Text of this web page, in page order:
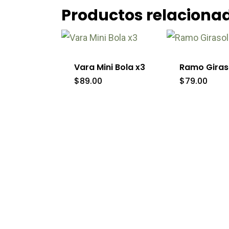
Productos
Este
producto
múltiples
Vara Mini Bola x3
$89.00
Ramo
$79.00